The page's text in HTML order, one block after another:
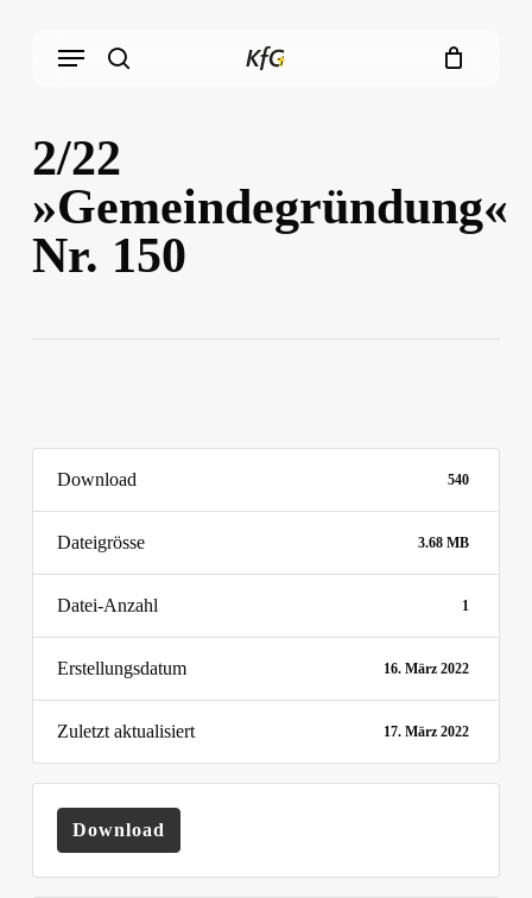
Menu
2/22
»Gemeindegründung«
Nr. 150
Download 540
Dateigrösse 3.68 MB
Datei-Anzahl 1
Erstellungsdatum 16. März 2022
Zuletzt aktualisiert 17. März 2022
Download